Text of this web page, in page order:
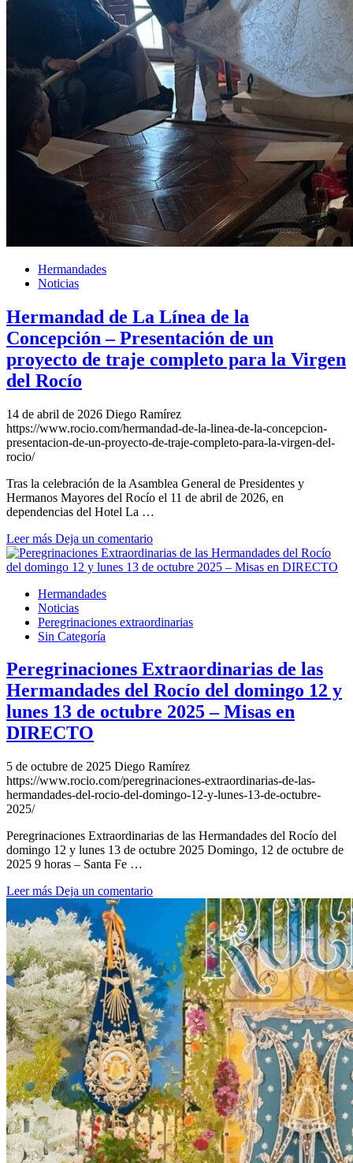
Hermandades
Noticias
Hermandad de La Línea de la
Concepción – Presentación de un
proyecto de traje completo para la Virgen
del Rocío
14 de abril de 2026 Diego Ramírez
https://www.rocio.com/hermandad-de-la-linea-de-la-concepcion-
presentacion-de-un-proyecto-de-traje-completo-para-la-virgen-del-
rocio/
Tras la celebración de la Asamblea General de Presidentes y
Hermanos Mayores del Rocío el 11 de abril de 2026, en
dependencias del Hotel La …
Leer más Deja un comentario
Hermandades
Noticias
Peregrinaciones extraordinarias
Sin Categoría
Peregrinaciones Extraordinarias de las
Hermandades del Rocío del domingo 12 y
lunes 13 de octubre 2025 – Misas en
DIRECTO
5 de octubre de 2025 Diego Ramírez
https://www.rocio.com/peregrinaciones-extraordinarias-de-las-
hermandades-del-rocio-del-domingo-12-y-lunes-13-de-octubre-
2025/
Peregrinaciones Extraordinarias de las Hermandades del Rocío del
domingo 12 y lunes 13 de octubre 2025 Domingo, 12 de octubre de
2025 9 horas – Santa Fe …
Leer más Deja un comentario